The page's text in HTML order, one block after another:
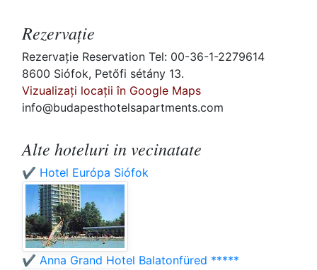
Rezervaţie
Rezervaţie Reservation Tel: 00-36-1-2279614
8600 Siófok, Petőfi sétány 13.
Vizualizați locații în Google Maps
info@budapesthotelsapartments.com
Alte hoteluri in vecinatate
✔️ Hotel Európa Siófok
✔️ Anna Grand Hotel Balatonfüred *****